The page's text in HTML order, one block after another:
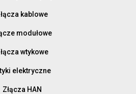
kablowe
modułowe
wtykowe
elektryczne
Złącza HAN